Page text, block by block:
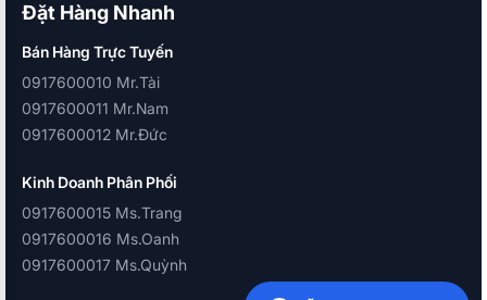
Đặt Hàng Nhanh
Bán Hàng Trực Tuyến
0917600010 Mr.Tài
0917600011 Mr.Nam
0917600012 Mr.Đức
Kinh Doanh Phân Phối
0917600015 Ms.Trang
0917600016 Ms.Oanh
0917600017 Ms.Quỳnh